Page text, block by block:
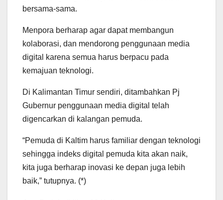
bersama-sama.
Menpora berharap agar dapat membangun
kolaborasi, dan mendorong penggunaan media
digital karena semua harus berpacu pada
kemajuan teknologi.
Di Kalimantan Timur sendiri, ditambahkan Pj
Gubernur penggunaan media digital telah
digencarkan di kalangan pemuda.
“Pemuda di Kaltim harus familiar dengan teknologi
sehingga indeks digital pemuda kita akan naik,
kita juga berharap inovasi ke depan juga lebih
baik,” tutupnya. (*)